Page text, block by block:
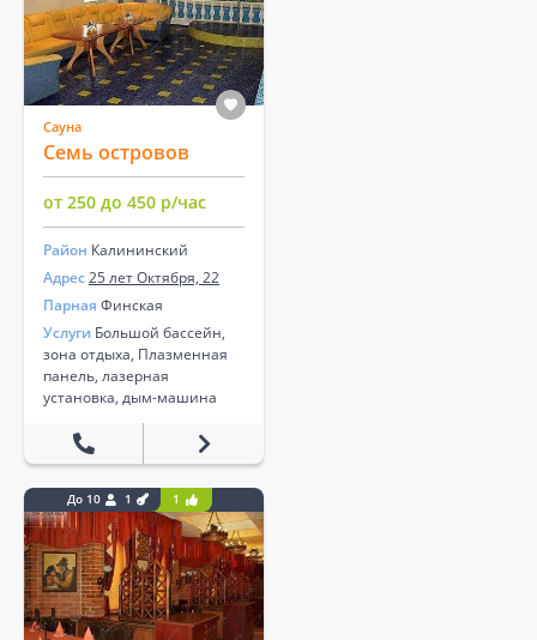
Сауна
Семь островов
от 250 до 450 р/час
Район Калининский
Адрес25 лет Октября, 22
Парная Финская
Услуги Большой бассейн,
зона отдыха, Плазменная
панель, лазерная
установка, дым-машина
До 10 1 1